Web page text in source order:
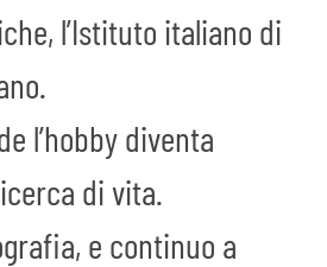
l’Istituto italiano di
l’hobby diventa
di vita.
e continuo a